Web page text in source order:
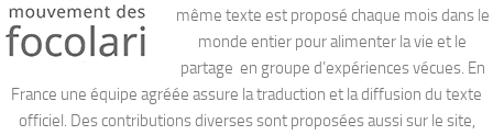
même texte est proposé chaque mois dans le
monde entier pour alimenter la vie et le
partage en groupe d’expériences vécues. En
France une équipe agréée assure la traduction et la diffusion du texte
officiel. Des contributions diverses sont proposées aussi sur le site,